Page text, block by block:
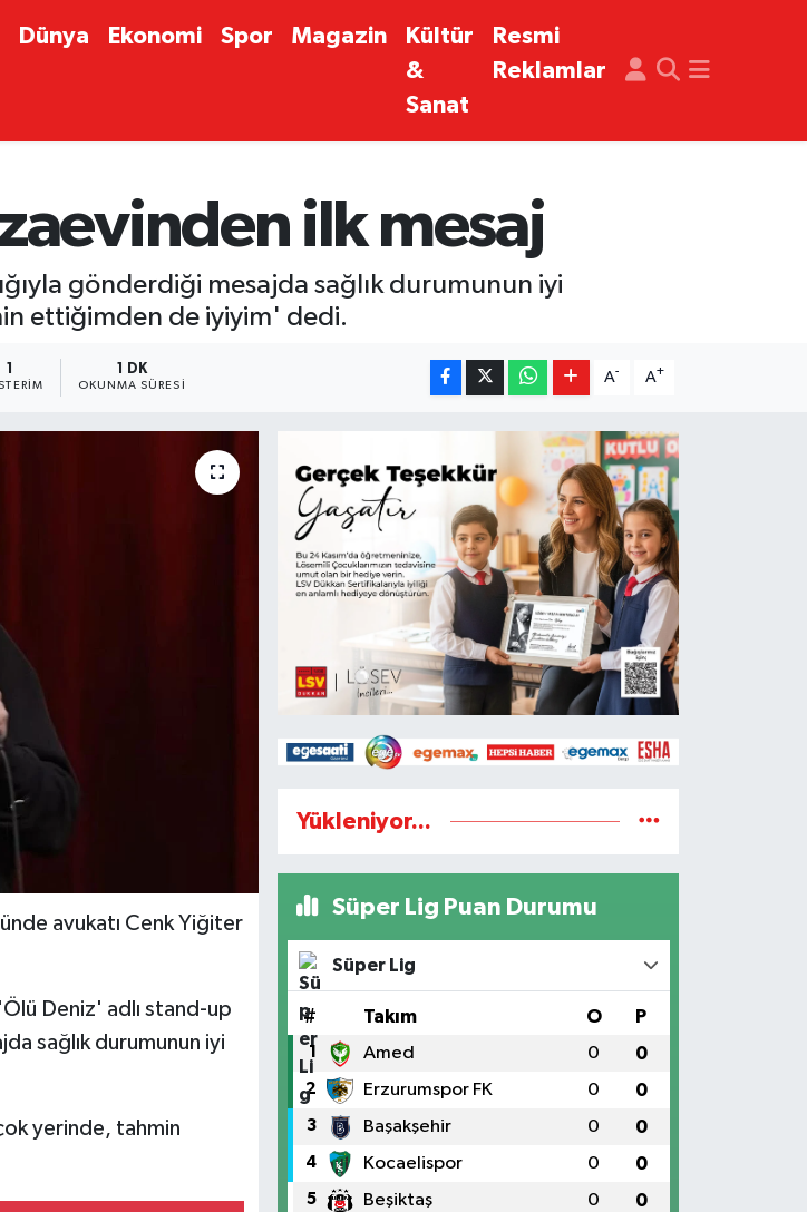
Dünya Ekonomi Spor Magazin
Kültür
&
Sanat
Resmi
Reklamlar
ilk mesaj
gönderdiği mesajda sağlık durumunun iyi
ettiğimden de iyiyim' dedi.
1 DK
OKUNMA SÜRESI
A- A+
avukatı Cenk Yiğiter
Deniz' adlı stand-up
sağlık durumunun iyi
yerinde, tahmin
Yükleniyor...
Süper Lig Puan Durumu
Süper Lig
# Takım O P
1 Amed 0 0
2 Erzurumspor FK 0 0
3 Başakşehir 0 0
4 Kocaelispor 0 0
5 Beşiktaş 0 0